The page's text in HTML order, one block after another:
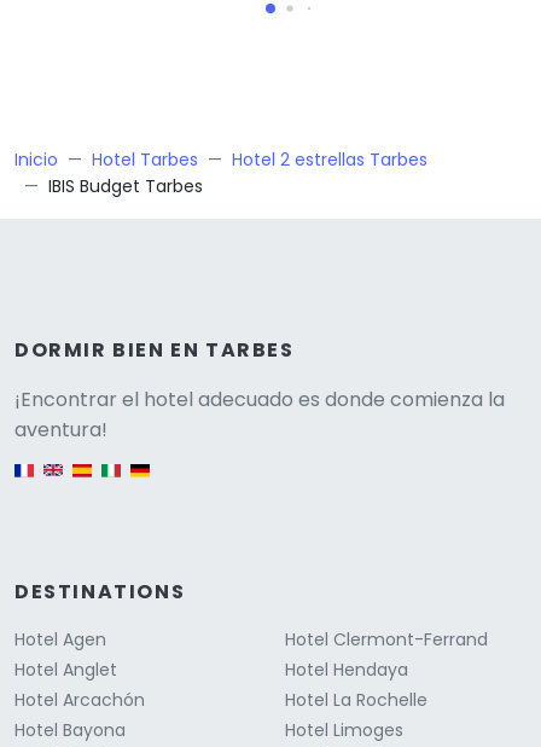
Inicio Hotel Tarbes
Hotel 2 estrellas Tarbes
IBIS Budget Tarbes
DORMIR BIEN EN TARBES
¡Encontrar el hotel adecuado es donde comienza la
aventura!
English version
DESTINATIONS
Hotel Agen
Hotel Anglet
Hotel Arcachón
Hotel Bayona
Hotel Clermont-Ferrand
Hotel Hendaya
Hotel La Rochelle
Hotel Limoges